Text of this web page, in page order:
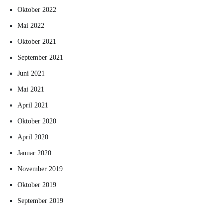
Oktober 2022
Mai 2022
Oktober 2021
September 2021
Juni 2021
Mai 2021
April 2021
Oktober 2020
April 2020
Januar 2020
November 2019
Oktober 2019
September 2019